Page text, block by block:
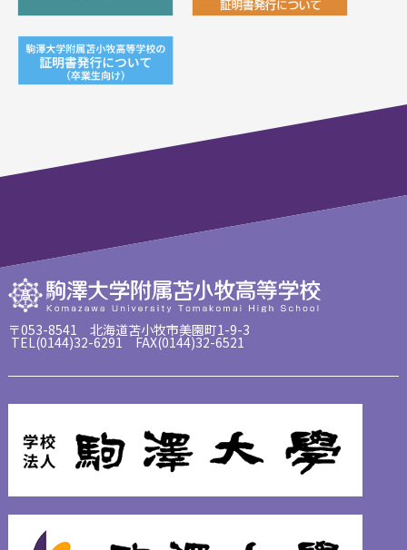
〒053-8541 北海道苫小牧市美園町1-9-3
TEL(0144)32-6291 FAX(0144)32-6521